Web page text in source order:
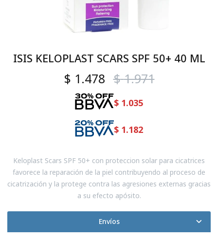
ISIS KELOPLAST SCARS SPF 50+ 40 ML
$ 1.478 $ 1.971
$ 1.035
$ 1.182
Keloplast Scars SPF 50+ con proteccion solar para cicatrices
favorece la reparación de la piel contribuyendo al proceso de
cicatrización y la protege contra las agresiones externas gracias
a su efecto apósito.
Envíos